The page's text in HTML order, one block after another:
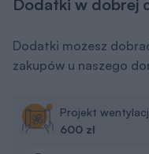
Dodatki w dobrej
Dodatki możesz
zakupów u naszego
Projekt
600 zł